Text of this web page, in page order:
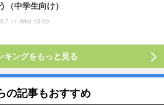
（中学生向け）
Wed 15:00
キングをもっと見る
の記事もおすすめ